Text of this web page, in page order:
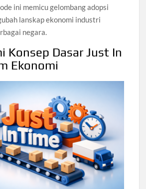
ini memicu gelombang adopsi
lanskap ekonomi industri
negara.
Konsep Dasar Just In
Ekonomi